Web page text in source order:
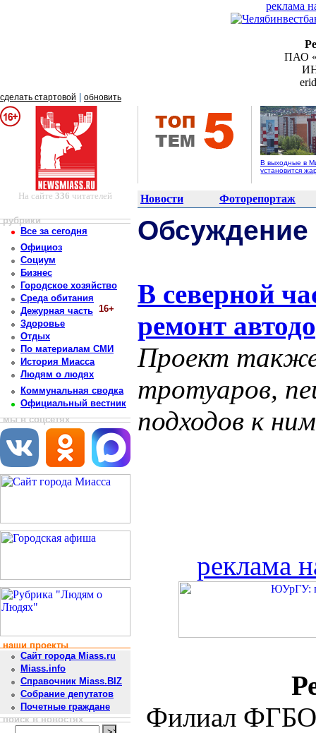
реклама
ПАО
сделать стартовой обновить
В выходные в
установится
На сайте 336 читателей Новости Фоторепортаж
рубрики
Все за сегодня
Официоз
Социум
Бизнес
Городское хозяйство
Среда обитания
Дежурная часть 16+
Здоровье
Отдых
По материалам СМИ
История Миасса
Людям о людях
Коммунальная сводка
Официальный вестник
мы в соцсетях
наши проекты
Сайт города Miass.ru
Miass.info
Справочник Miass.BIZ
Собрание депутатов
Почетные граждане
поиск в новостях
В северной
ремонт
Проект
тротуаров,
подходов к ним
реклама
Филиал